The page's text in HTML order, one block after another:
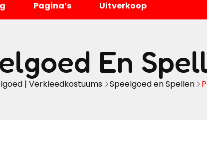
Pagina’s Uitverkoop
En
| Verkleedkostuums Speelgoed en Spellen